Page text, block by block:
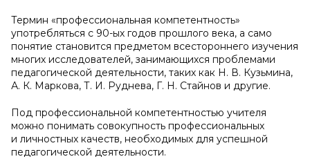
Термин «профессиональная компетентность»
употребляться с 90-ых годов прошлого века, а само
понятие становится предметом всестороннего изучения
многих исследователей, занимающихся проблемами
педагогической деятельности, таких как Н. В. Кузьмина,
А. К. Маркова, Т. И. Руднева, Г. Н. Стайнов и другие.
Под профессиональной компетентностью учителя
можно понимать совокупность профессиональных
и личностных качеств, необходимых для успешной
педагогической деятельности.